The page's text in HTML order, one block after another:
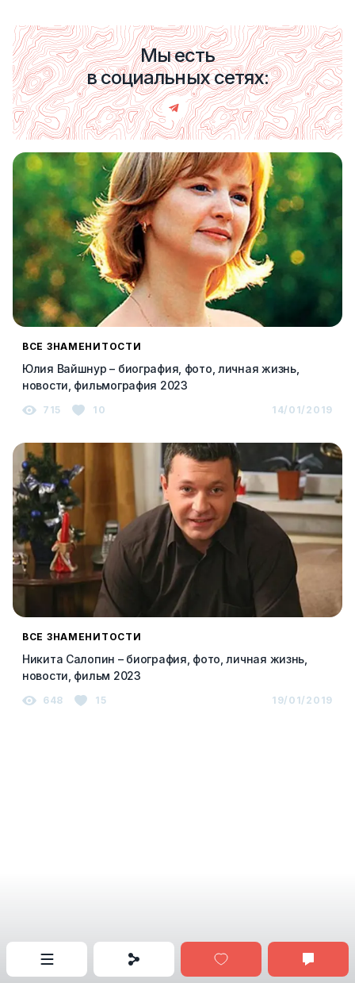
Мы есть
в социальных сетях:
ВСЕ ЗНАМЕНИТОСТИ
Юлия Вайшнур – биография, фото, личная жизнь,
новости, фильмография 2023
715 10 14/01/2019
ВСЕ ЗНАМЕНИТОСТИ
Никита Салопин – биография, фото, личная жизнь,
новости, фильм 2023
648 15 19/01/2019